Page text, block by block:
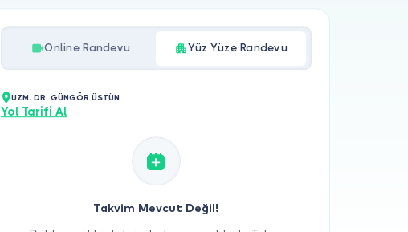
Online Randevu Yüz Yüze Randevu
UZM. DR. GÜNGÖR ÜSTÜN
Yol Tarifi Al
Takvim Mevcut Değil!